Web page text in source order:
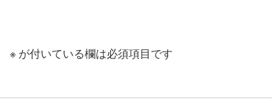
※ が付いている欄は必須項目です